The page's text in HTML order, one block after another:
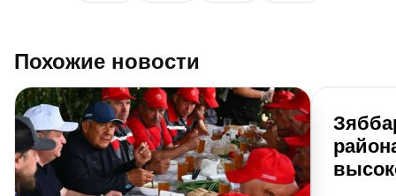
Похожие новости